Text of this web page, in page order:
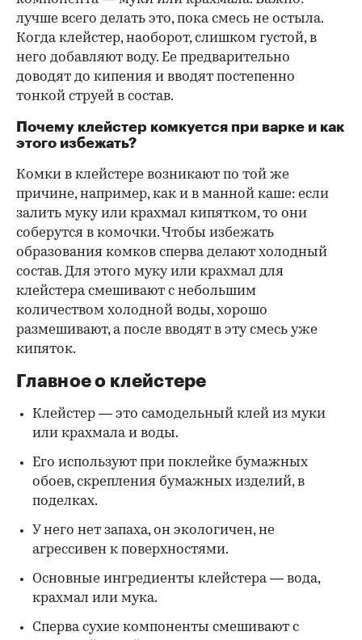
лучше всего делать это, пока смесь не остыла.
Когда клейстер, наоборот, слишком густой, в
него добавляют воду. Ее предварительно
доводят до кипения и вводят постепенно
тонкой струей в состав.
Почему клейстер комкуется при варке и как
этого избежать?
Комки в клейстере возникают по той же
причине, например, как и в манной каше: если
залить муку или крахмал кипятком, то они
соберутся в комочки. Чтобы избежать
образования комков сперва делают холодный
состав. Для этого муку или крахмал для
клейстера смешивают с небольшим
количеством холодной воды, хорошо
размешивают, а после вводят в эту смесь уже
кипяток.
Главное о клейстере
Клейстер — это самодельный клей из муки
или крахмала и воды.
Его используют при поклейке бумажных
обоев, скрепления бумажных изделий, в
поделках.
У него нет запаха, он экологичен, не
агрессивен к поверхностями.
Основные ингредиенты клейстера — вода,
крахмал или мука.
Сперва сухие компоненты смешивают с